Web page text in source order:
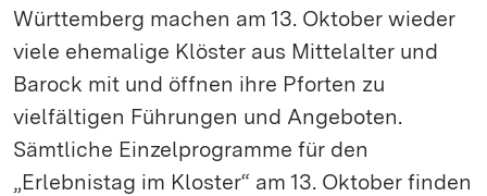
Württemberg machen am 13. Oktober wieder
viele ehemalige Klöster aus Mittelalter und
Barock mit und öffnen ihre Pforten zu
vielfältigen Führungen und Angeboten.
Sämtliche Einzelprogramme für den
„Erlebnistag im Kloster“ am 13. Oktober finden